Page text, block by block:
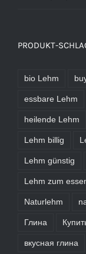
PRODUKT-
bio Lehm
essbare Lehm
heilende Lehm
Lehm billig
Lehm günstig
Lehm zum
Naturlehm
Глина
вкусная глина